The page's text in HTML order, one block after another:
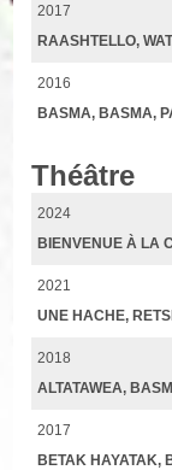
2017
RAASHTELLO,
2016
BASMA, BASMA,
Théâtre
2024
BIENVENUE À LA
2021
UNE HACHE,
2018
ALTATAWEA,
2017
BETAK HAYATAK,